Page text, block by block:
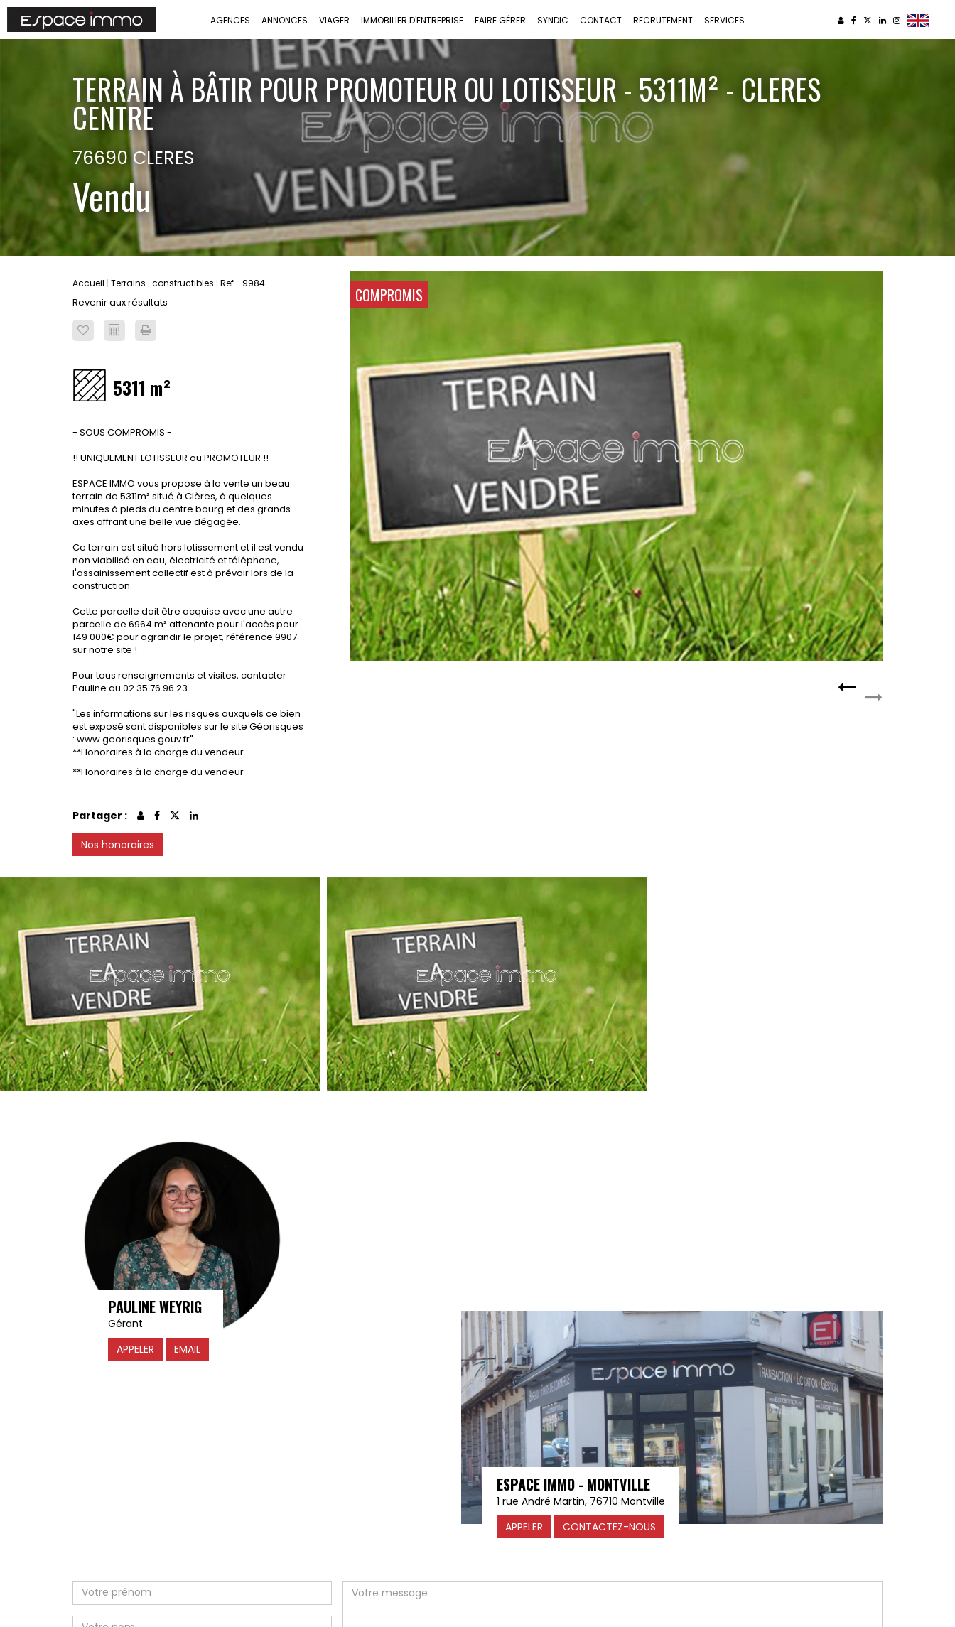
AGENCES ANNONCES VIAGER IMMOBILIER D'ENTREPRISE FAIRE GÉRER SYNDIC CONTACT RECRUTEMENT SERVICES
TERRAIN À BÂTIR POUR PROMOTEUR OU LOTISSEUR - 5311M² - CLERES
CENTRE
76690 CLERES
Vendu
Accueil Terrains constructibles Ref. : 9984
Revenir aux résultats COMPROMIS
5311 m²
- SOUS COMPROMIS -
!! UNIQUEMENT LOTISSEUR ou PROMOTEUR !!
ESPACE IMMO vous propose à la vente un beau
terrain de 5311m² situé à Clères, à quelques
minutes à pieds du centre bourg et des grands
axes offrant une belle vue dégagée.
Ce terrain est situé hors lotissement et il est vendu
non viabilisé en eau, électricité et téléphone,
l'assainissement collectif est à prévoir lors de la
construction.
Cette parcelle doit être acquise avec une autre
parcelle de 6964 m² attenante pour l'accès pour
149 000€ pour agrandir le projet, référence 9907
sur notre site !
Pour tous renseignements et visites, contacter
Pauline au 02.35.76.96.23
"Les informations sur les risques auxquels ce bien
est exposé sont disponibles sur le site Géorisques
: www.georisques.gouv.fr"
**Honoraires à la charge du vendeur
**Honoraires à la charge du vendeur
Partager :
Nos honoraires
PAULINE WEYRIG
Gérant
APPELER
EMAIL
ESPACE IMMO - MONTVILLE
1 rue André Martin, 76710 Montville
APPELER
CONTACTEZ-NOUS